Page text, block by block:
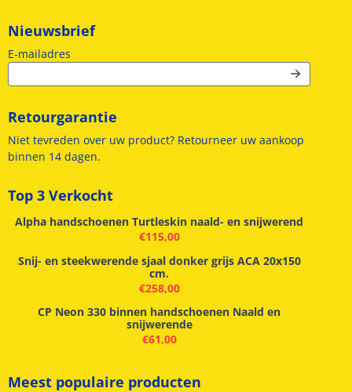
Nieuwsbrief
E-mailadres
Retourgarantie
Niet tevreden over uw product? Retourneer uw aankoop
binnen 14 dagen.
Top 3 Verkocht
Alpha handschoenen Turtleskin naald- en snijwerend
€115,00
Snij- en steekwerende sjaal donker grijs ACA 20x150
cm.
€258,00
CP Neon 330 binnen handschoenen Naald en
snijwerende
€61,00
Meest populaire producten